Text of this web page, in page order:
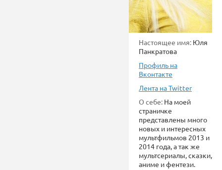
Настоящее имя: Юля
Панкратова
Профиль на
Вконтакте
Лента на Twitter
О себе: На моей
страничке
представлены много
новых и интересных
мультфильмов 2013 и
2014 года, а так же
мультсериалы, сказки,
аниме и фентези.